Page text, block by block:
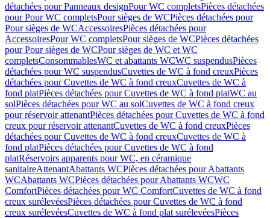
détachées pour Panneaux designPour WC completsPièces détachées
pour Pour WC completsPour sièges de WCPièces détachées pour
Pour sièges de WCAccessoiresPièces détachées pour
AccessoiresPour WC completsPour sièges de WCPièces détachées
pour Pour sièges de WCPour sièges de WC et WC
completsConsommablesWC et abattants WCWC suspendusPièces
détachées pour WC suspendusCuvettes de WC à fond creuxPièces
détachées pour Cuvettes de WC à fond creuxCuvettes de WC à
fond platPièces détachées pour Cuvettes de WC à fond platWC au
solPièces détachées pour WC au solCuvettes de WC à fond creux
pour réservoir attenantPièces détachées pour Cuvettes de WC à fond
creux pour réservoir attenantCuvettes de WC à fond creuxPièces
détachées pour Cuvettes de WC à fond creuxCuvettes de WC à
fond platPièces détachées pour Cuvettes de WC à fond
platRéservoirs apparents pour WC, en céramique
sanitaireAttenantAbattants WCPièces détachées pour Abattants
WCAbattants WCPièces détachées pour Abattants WCWC
ComfortPièces détachées pour WC ComfortCuvettes de WC à fond
creux surélevéesPièces détachées pour Cuvettes de WC à fond
creux surélevéesCuvettes de WC à fond plat surélevéesPièces